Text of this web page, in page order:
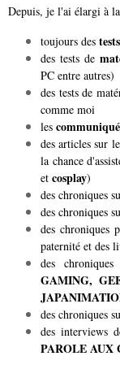
Depuis, je l'ai élargi à
toujours des tests
des tests de
PC entre autres)
des tests de
comme moi
les
des articles sur
la chance
et cosplay)
des chroniques
des chroniques
des chroniques
paternité et des
des
GAMING,
des chroniques
des interviews
PAROLE AUX